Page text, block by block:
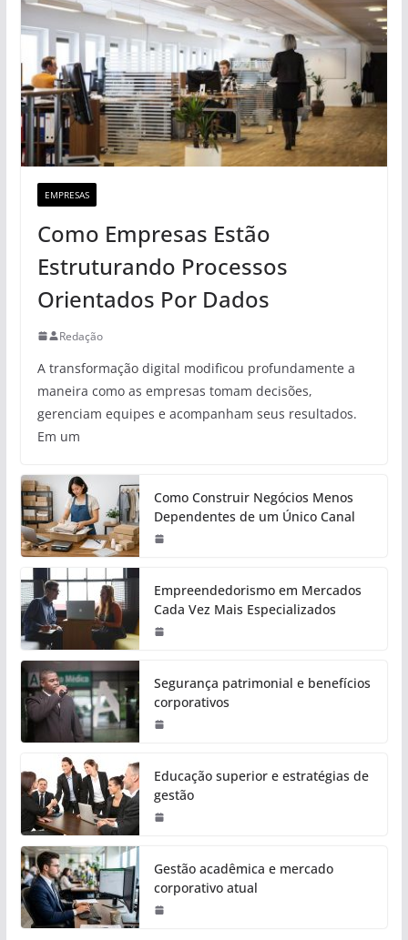
EMPRESAS
Como Empresas Estão
Estruturando Processos
Orientados Por Dados
Redação
A transformação digital modificou profundamente a
maneira como as empresas tomam decisões,
gerenciam equipes e acompanham seus resultados.
Em um
Como Construir Negócios Menos
Dependentes de um Único Canal
Empreendedorismo em Mercados
Cada Vez Mais Especializados
Segurança patrimonial e benefícios
corporativos
Educação superior e estratégias de
gestão
Gestão acadêmica e mercado
corporativo atual